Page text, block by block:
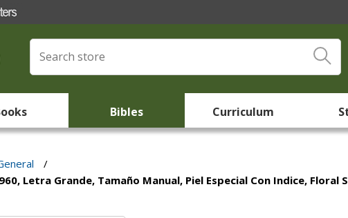
Bibles Curriculum
/
Letra Grande, Tamaño Manual, Piel Especial Con Indice,